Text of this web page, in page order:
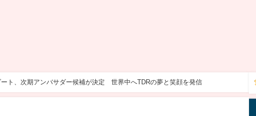
ート、次期アンバサダー候補が決定 世界中へTDRの夢と笑顔を発信